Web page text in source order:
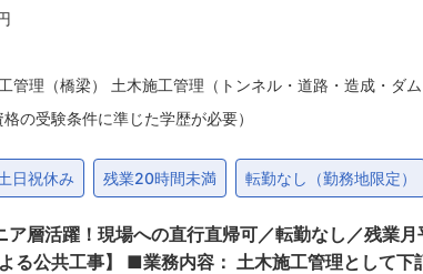
管理（橋梁） 土木施工管理（トンネル・道路・造成・ダム
の受験条件に準じた学歴が必要）
日祝休み 残業20時間未満 転勤なし（勤務地限定）
ア層活躍！現場への直行直帰可／転勤なし／残業
します。 ・現場施工管理 ・測量 ・